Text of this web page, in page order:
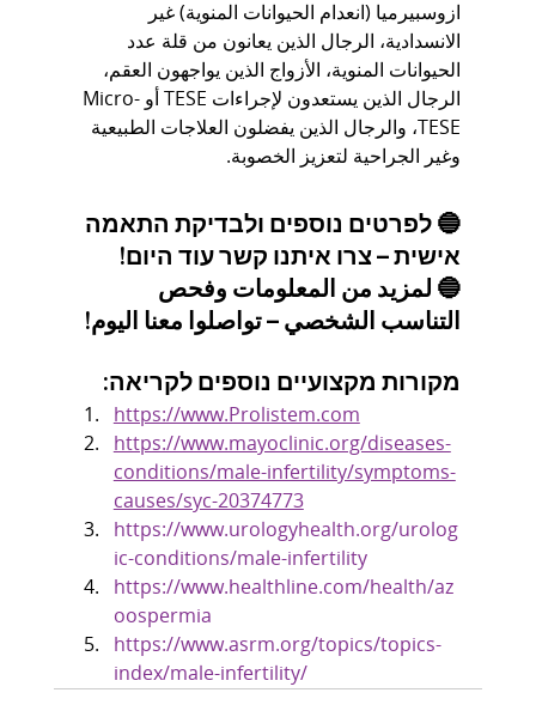
ازوسبيرميا (انعدام الحيوانات المنوية) غير
الانسدادية، الرجال الذين يعانون من قلة عدد
الحيوانات المنوية، الأزواج الذين يواجهون العقم،
الرجال الذين يستعدون لإجراءات TESE أو Micro-
TESE، والرجال الذين يفضلون العلاجات الطبيعية
وغير الجراحية لتعزيز الخصوبة.
🔵 לפרטים נוספים ולבדיקת התאמה
אישית – צרו איתנו קשר עוד היום!
🔵 لمزيد من المعلومات وفحص
التناسب الشخصي – تواصلوا معنا اليوم!
מקורות מקצועיים נוספים לקריאה:
https://www.Prolistem.com
https://www.mayoclinic.org/diseases-
conditions/male-infertility/symptoms-
causes/syc-20374773
https://www.urologyhealth.org/urolog
ic-conditions/male-infertility
https://www.healthline.com/health/az
oospermia
https://www.asrm.org/topics/topics-
index/male-infertility/